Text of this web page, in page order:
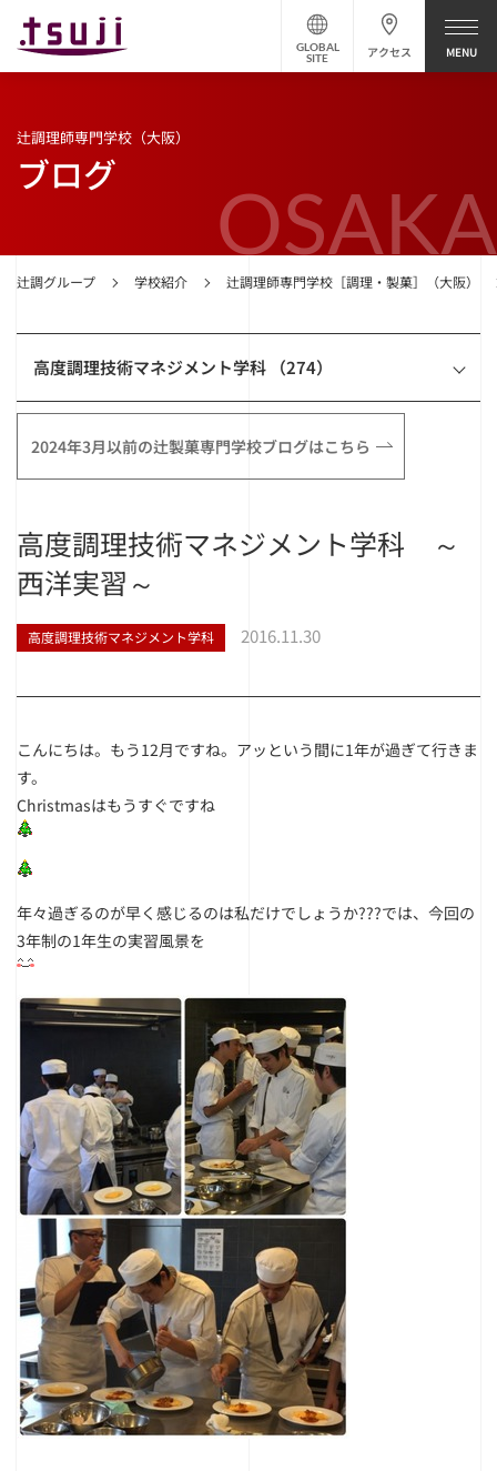
アクセス
GLOBAL
SITE
OSAKA
辻調グループ 学校紹介 辻調理師専門学校［調理・製菓］（大阪）
辻調理師専門学校（大阪）
ブログ
高度調理技術マネジメント学科 （274）
2024年3月以前の辻製菓専門学校ブログはこちら
高度調理技術マネジメント学科 ～
西洋実習～
高度調理技術マネジメント学科 2016.11.30
こんにちは。もう12月ですね。アッという間に1年が過ぎて行きま
す。
Christmasはもうすぐですね
年々過ぎるのが早く感じるのは私だけでしょうか???では、今回の
3年制の1年生の実習風景を